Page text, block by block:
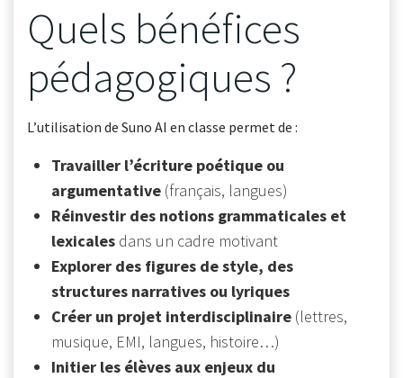
Quels bénéfices
pédagogiques ?
L’utilisation de Suno AI en classe permet de :
Travailler l’écriture poétique ou
argumentative (français, langues)
Réinvestir des notions grammaticales et
lexicales dans un cadre motivant
Explorer des figures de style, des
structures narratives ou lyriques
Créer un projet interdisciplinaire (lettres,
musique, EMI, langues, histoire…)
Initier les élèves aux enjeux du